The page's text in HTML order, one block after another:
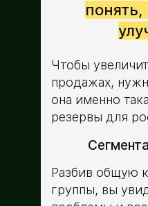
Чтобы
продажах,
она именно
резервы для
Разбив общую
группы, вы